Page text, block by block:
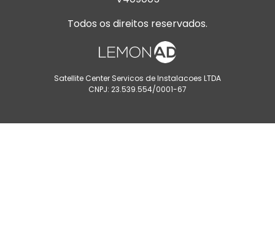
Todos os direitos reservados.
Satellite Center Servicos de Instalacoes LTDA
CNPJ: 23.539.554/0001-67